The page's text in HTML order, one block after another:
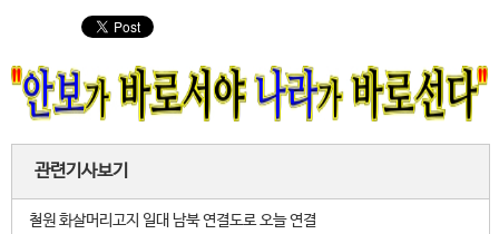
관련기사보기
철원 화살머리고지 일대 남북 연결도로 오늘 연결